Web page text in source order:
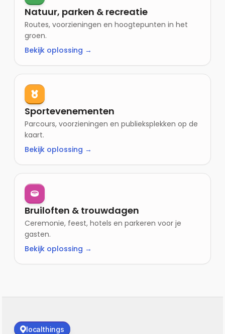
Natuur, parken & recreatie
Routes, voorzieningen en hoogtepunten in het
groen.
Bekijk oplossing →
Sportevenementen
Parcours, voorzieningen en publieksplekken op de
kaart.
Bekijk oplossing →
Bruiloften & trouwdagen
Ceremonie, feest, hotels en parkeren voor je
gasten.
Bekijk oplossing →
localthings